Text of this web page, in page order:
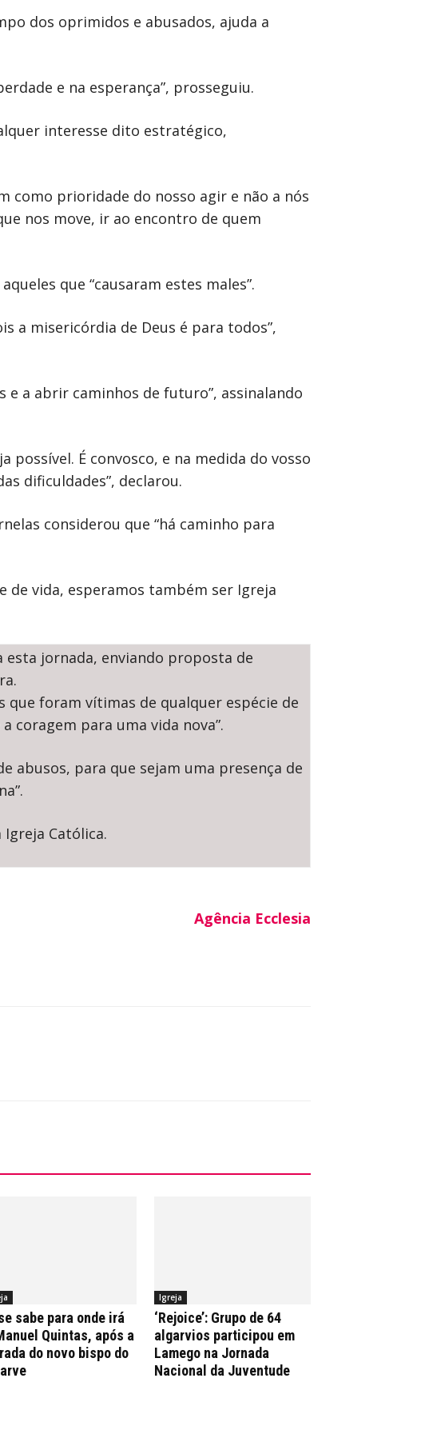
dos oprimidos e abusados, ajuda a
e na esperança”, prosseguiu.
interesse dito estratégico,
como prioridade do nosso agir e não a nós
nos move, ir ao encontro de quem
que “causaram estes males”.
a misericórdia de Deus é para todos”,
a abrir caminhos de futuro”, assinalando
É convosco, e na medida do vosso
dificuldades”, declarou.
considerou que “há caminho para
de vida, esperamos também ser Igreja
esta jornada, enviando proposta de
que foram vítimas de qualquer espécie de
coragem para uma vida nova”.
abusos, para que sejam uma presença de
Católica.
Agência Ecclesia
sabe para onde irá
Quintas, após a
do novo bispo do
Igreja
‘Rejoice’: Grupo de 64
algarvios participou em
Lamego na Jornada
Nacional da Juventude